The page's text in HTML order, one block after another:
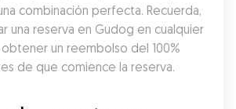
combinación perfecta. Recuerda,
una reserva en Gudog en cualquier
un reembolso del 100%
de que comience la reserva.